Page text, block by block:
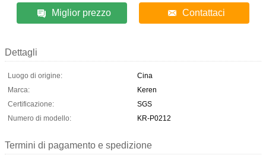
Miglior prezzo Contattaci
Dettagli
Luogo di origine:
Cina
Marca:
Keren
Certificazione:
SGS
Numero di modello:
KR-P0212
Termini di pagamento e spedizione